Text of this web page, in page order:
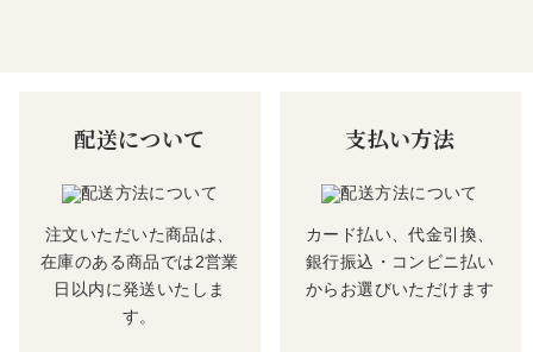
配送について
注文いただいた商品は、
在庫のある商品では2営業
日以内に発送いたしま
す。
支払い方法
カード払い、代金引換、
銀行振込・コンビニ払い
からお選びいただけます